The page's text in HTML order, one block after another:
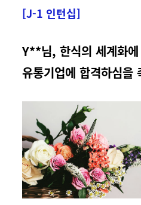
[J-1 인턴십]
Y**님, 한식의 세계화
유통기업에 합격하심을